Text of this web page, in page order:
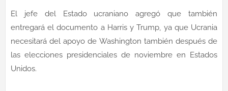
El jefe del Estado ucraniano agregó que también
entregará el documento a Harris y Trump, ya que Ucrania
necesitará del apoyo de Washington también después de
las elecciones presidenciales de noviembre en Estados
Unidos.